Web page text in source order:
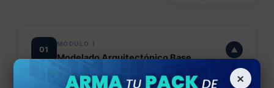
01
MÓDULO 1
Modelado Arquitectónico Base
▼
×